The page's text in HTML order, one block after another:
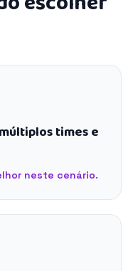
times e
neste cenário.